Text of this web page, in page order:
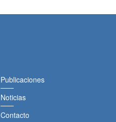
Publicaciones
Noticias
Contacto